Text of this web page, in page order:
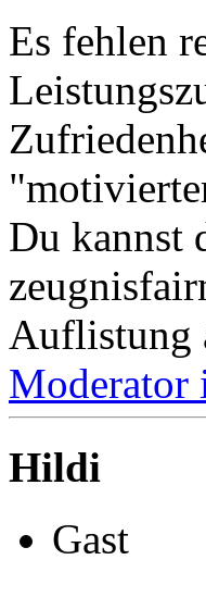
Es fehlen
Du kannst
Auflistung
Moderator
Hildi
Gast